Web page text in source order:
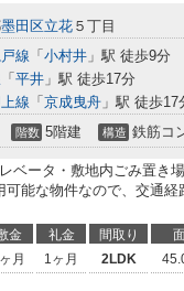
墨田区立花 ５丁目
線 「 小村井 」駅 徒歩9分
「 平井 」駅 徒歩17分
線 「 京成曳舟 」駅 徒歩17
階数 5階建 構造 鉄筋コ
ベータ・敷地内ごみ置き
可能な物件なので、交通
金 礼金 間取り
月 1ヶ月 2LDK